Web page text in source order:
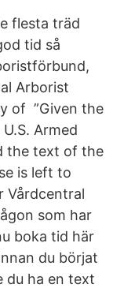
flesta träd
tid så
Arborist
of ”Given the
Armed
the text of the
is left to
Vårdcentral
som har
boka tid här
du börjat
du ha en text